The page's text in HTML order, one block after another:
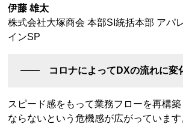
伊藤 雄太
株式会社大塚商会 本部SI統括本部 アパ
インSP
コロナによってDXの流れに変
スピード感をもって業務フローを再構
ならないという危機感が広がっていま